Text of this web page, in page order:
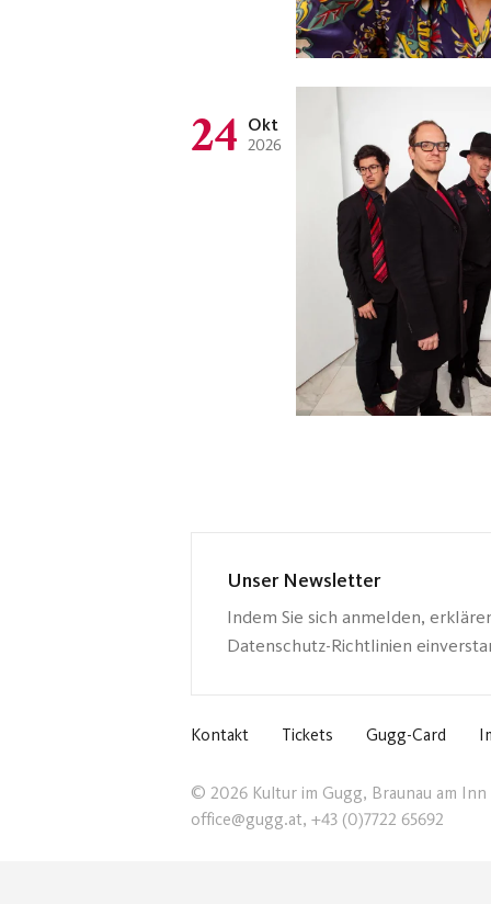
24 Okt
2026
Unser Newsletter
Indem Sie sich anmelden,
Datenschutz-Richtlinien
Kontakt Tickets Gugg-Card
© 2026 Kultur im Gugg, Braunau am Inn
office@gugg.at, +43 (0)7722 65692